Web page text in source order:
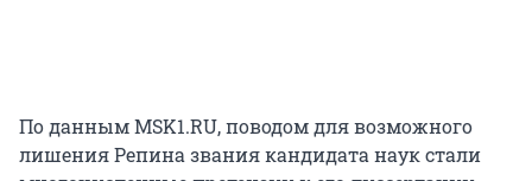
По данным MSK1.RU, поводом для возможного
лишения Репина звания кандидата наук стали